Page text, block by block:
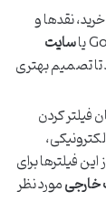
نقدها و
سایت
تصمیم بهتری
فیلتر کردن
فیلترها برای
خارجیمورد نظر